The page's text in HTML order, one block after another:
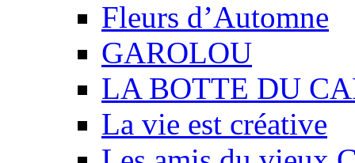
Fleurs d’Automne
GAROLOU
LA BOTTE DU
La vie est créative